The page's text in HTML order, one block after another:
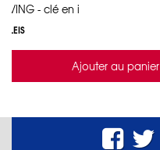
SVING - clé en i
KLEIS
Ajouter au panier